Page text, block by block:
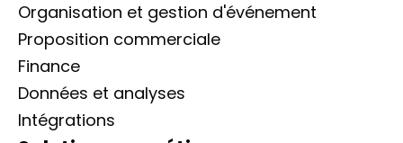
Organisation et gestion d'événement
Proposition commerciale
Finance
Données et analyses
Intégrations